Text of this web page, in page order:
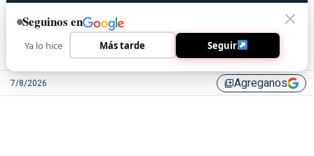
7/8/2026 library_addAgreganos
Seguinos en
Ya lo hice Más tarde Seguir